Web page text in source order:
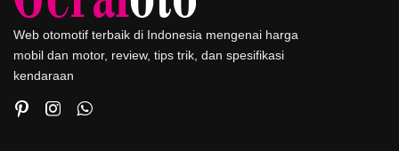
Web otomotif terbaik di Indonesia mengenai harga
mobil dan motor, review, tips trik, dan spesifikasi
kendaraan